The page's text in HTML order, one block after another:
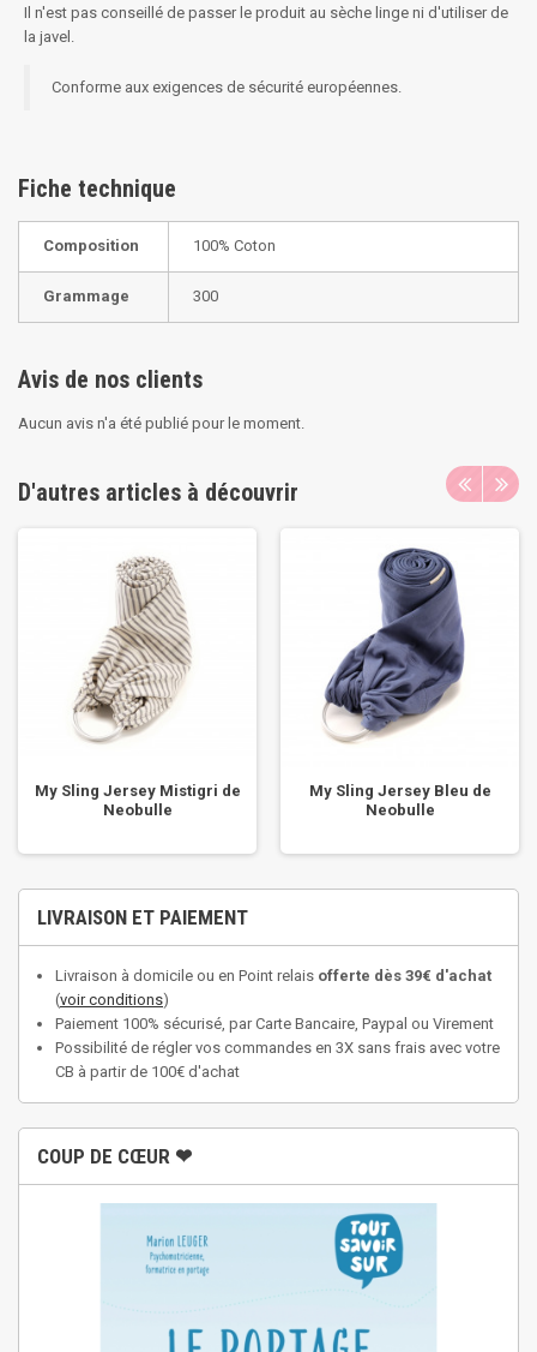
Il n'est pas conseillé de passer le produit au sèche linge ni d'utiliser de
la javel.
Conforme aux exigences de sécurité européennes.
Fiche technique
Composition 100% Coton
Grammage 300
Avis de nos clients
Aucun avis n'a été publié pour le moment.
D'autres articles à découvrir
My Sling Jersey Mistigri de
Neobulle
My Sling Jersey Bleu de
Neobulle
LIVRAISON ET PAIEMENT
Livraison à domicile ou en Point relais offerte dès 39€ d'achat
(voir conditions)
Paiement 100% sécurisé, par Carte Bancaire, Paypal ou Virement
Possibilité de régler vos commandes en 3X sans frais avec votre
CB à partir de 100€ d'achat
COUP DE CŒUR ❤